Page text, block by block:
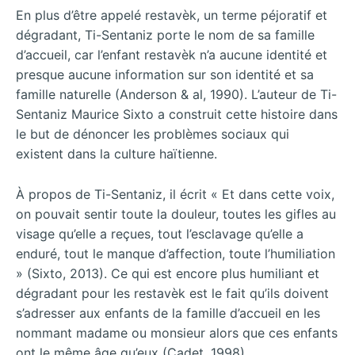
En plus d’être appelé restavèk, un terme péjoratif et
dégradant, Ti-Sentaniz porte le nom de sa famille
d’accueil, car l’enfant restavèk n’a aucune identité et
presque aucune information sur son identité et sa
famille naturelle (Anderson & al, 1990). L’auteur de Ti-
Sentaniz Maurice Sixto a construit cette histoire dans
le but de dénoncer les problèmes sociaux qui
existent dans la culture haïtienne.
À propos de Ti-Sentaniz, il écrit « Et dans cette voix,
on pouvait sentir toute la douleur, toutes les gifles au
visage qu’elle a reçues, tout l’esclavage qu’elle a
enduré, tout le manque d’affection, toute l’humiliation
» (Sixto, 2013). Ce qui est encore plus humiliant et
dégradant pour les restavèk est le fait qu’ils doivent
s’adresser aux enfants de la famille d’accueil en les
nommant madame ou monsieur alors que ces enfants